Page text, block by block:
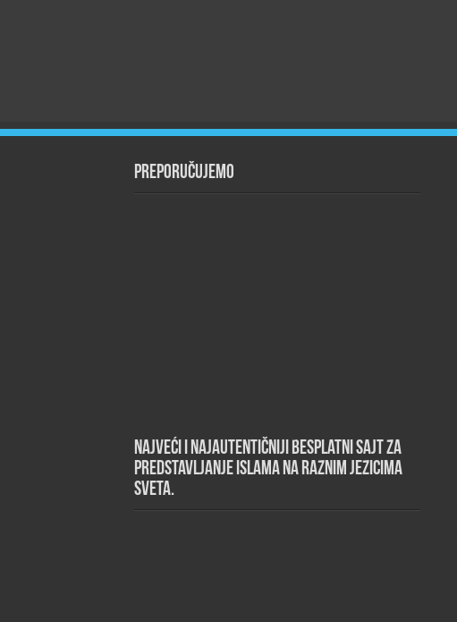
Preporučujemo
Najveći i najautentičniji besplatni sajt za
predstavljanje islama na raznim jezicima
sveta.